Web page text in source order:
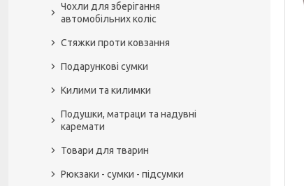
Чохли для зберігання
автомобільних коліс
Стяжки проти ковзання
Подарункові сумки
Килими та килимки
Подушки, матраци та надувні
каремати
Товари для тварин
Рюкзаки - сумки - підсумки